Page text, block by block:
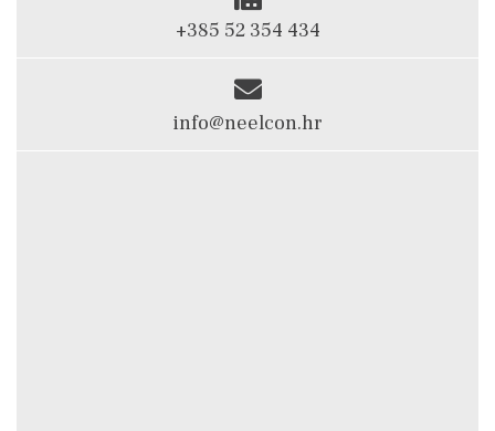
+385 52 354 434
info@neelcon.hr